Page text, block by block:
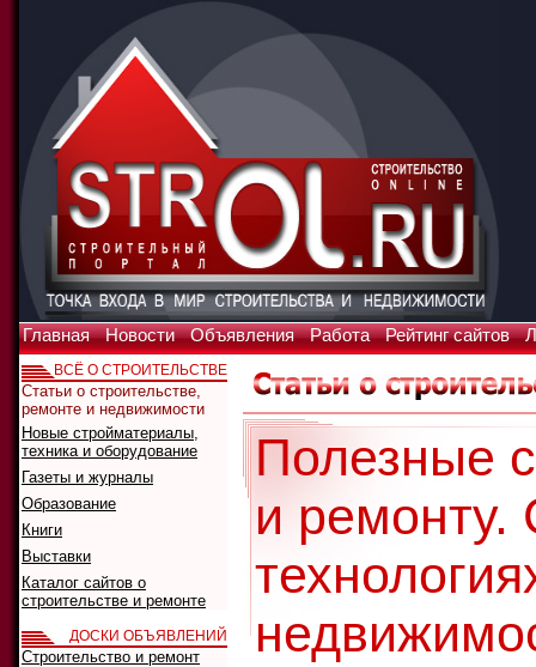
Главная Новости Объявления Работа Рейтинг сайтов
Полезные
и ремонту.
ВСЁ О СТРОИТЕЛЬСТВЕ
Статьи о строительстве,
ремонте и недвижимости
Новые стройматериалы,
техника и оборудование
Газеты и журналы
Образование
Книги
Выставки
Каталог сайтов о
строительстве и ремонте
ДОСКИ ОБЪЯВЛЕНИЙ
Строительство и ремонт